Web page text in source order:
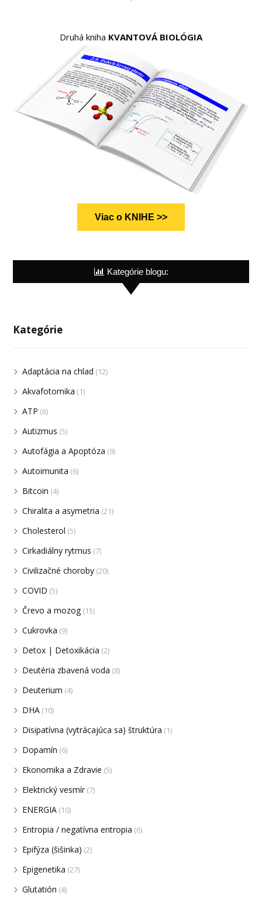
Druhá kniha KVANTOVÁ BIOLÓGIA
Viac o KNIHE >>
Kategórie blogu:
Kategórie
Adaptácia na chlad (12)
Akvafotomika (1)
ATP (6)
Autizmus (5)
Autofágia a Apoptóza (9)
Autoimunita (6)
Bitcoin (4)
Chiralita a asymetria (21)
Cholesterol (5)
Cirkadiálny rytmus (7)
Civilizačné choroby (20)
COVID (5)
Črevo a mozog (15)
Cukrovka (9)
Detox | Detoxikácia (2)
Deutéria zbavená voda (8)
Deuterium (4)
DHA (10)
Disipatívna (vytrácajúca sa) štruktúra (1)
Dopamín (6)
Ekonomika a Zdravie (5)
Elektrický vesmír (7)
ENERGIA (10)
Entropia / negatívna entropia (6)
Epifýza (šišinka) (2)
Epigenetika (27)
Glutatión (4)